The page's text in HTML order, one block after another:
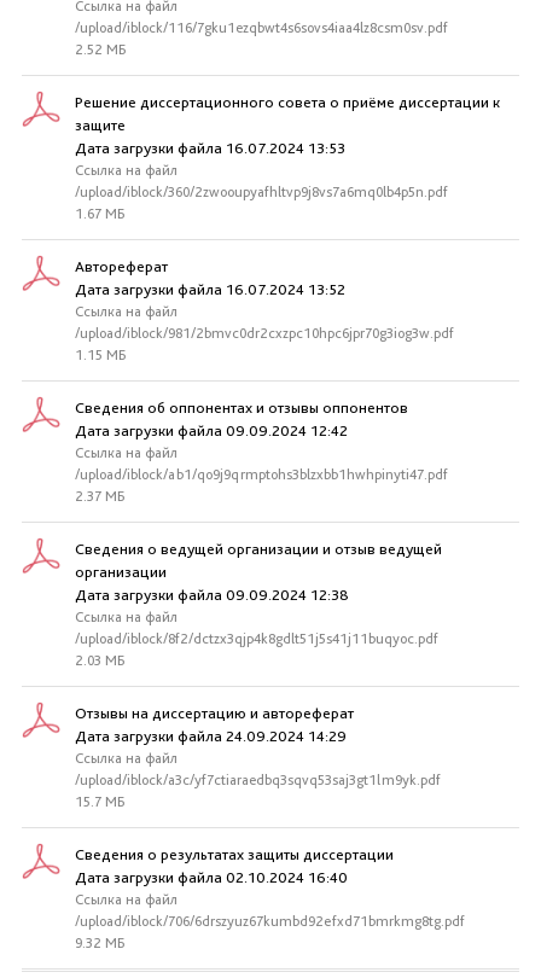
Ссылка на файл
/upload/iblock/116/7gku1ezqbwt4s6sovs4iaa4lz8csm0sv.pdf
2.52 МБ
Решение диссертационного совета о приёме диссертации к
защите
Дата загрузки файла 16.07.2024 13:53
Ссылка на файл
/upload/iblock/360/2zwooupyafhltvp9j8vs7a6mq0lb4p5n.pdf
1.67 МБ
Автореферат
Дата загрузки файла 16.07.2024 13:52
Ссылка на файл
/upload/iblock/981/2bmvc0dr2cxzpc10hpc6jpr70g3iog3w.pdf
1.15 МБ
Сведения об оппонентах и отзывы оппонентов
Дата загрузки файла 09.09.2024 12:42
Ссылка на файл
/upload/iblock/ab1/qo9j9qrmptohs3blzxbb1hwhpinyti47.pdf
2.37 МБ
Сведения о ведущей организации и отзыв ведущей
организации
Дата загрузки файла 09.09.2024 12:38
Ссылка на файл
/upload/iblock/8f2/dctzx3qjp4k8gdlt51j5s41j11buqyoc.pdf
2.03 МБ
Отзывы на диссертацию и автореферат
Дата загрузки файла 24.09.2024 14:29
Ссылка на файл
/upload/iblock/a3c/yf7ctiaraedbq3sqvq53saj3gt1lm9yk.pdf
15.7 МБ
Сведения о результатах защиты диссертации
Дата загрузки файла 02.10.2024 16:40
Ссылка на файл
/upload/iblock/706/6drszyuz67kumbd92efxd71bmrkmg8tg.pdf
9.32 МБ